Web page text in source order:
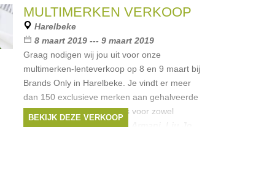
Merken: Armani,Liu Jo ,Hugo Boss ,
Essentiel, michael kors
MULTIMERKEN VERKOOP
Harelbeke
8 maart 2019 --- 9 maart 2019
Graag nodigen wij jou uit voor onze
multimerken-lenteverkoop op 8 en 9 maart bij
Brands Only in Harelbeke. Je vindt er meer
dan 150 exclusieve merken aan gehalveerde
prijzen en nieuwe collecties voor zowel
Merken:Ralph Lauren,
BEKIJK DEZE VERKOOP